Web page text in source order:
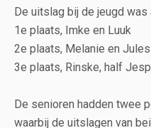
De uitslag bij de jeugd was
1e plaats, Imke en Luuk
2e plaats, Melanie en Jules
3e plaats, Rinske, half
De senioren hadden twee
waarbij de uitslagen van